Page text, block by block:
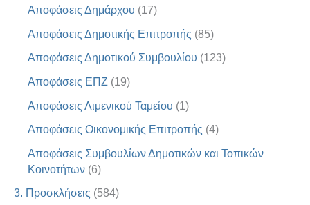
Αποφάσεις Δημάρχου (17)
Αποφάσεις Δημοτικής Επιτροπής (85)
Αποφάσεις Δημοτικού Συμβουλίου (123)
Αποφάσεις ΕΠΖ (19)
Αποφάσεις Λιμενικού Ταμείου (1)
Αποφάσεις Οικονομικής Επιτροπής (4)
Αποφάσεις Συμβουλίων Δημοτικών και Τοπικών
Κοινοτήτων (6)
3. Προσκλήσεις (584)